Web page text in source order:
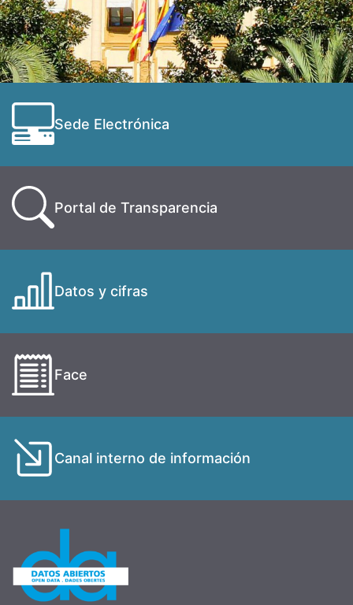
Sede Electrónica
Portal de Transparencia
Datos y cifras
Face
Canal interno de información